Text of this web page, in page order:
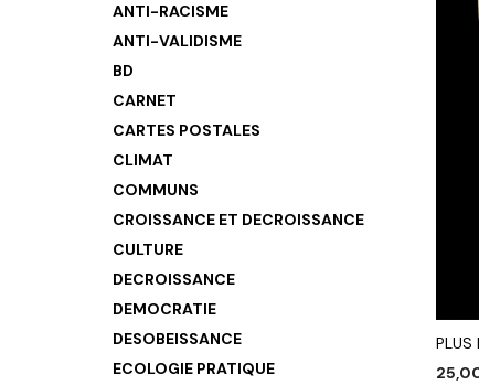
ANTI-RACISME
ANTI-VALIDISME
BD
CARNET
CARTES POSTALES
CLIMAT
COMMUNS
CROISSANCE ET DECROISSANCE
CULTURE
DECROISSANCE
DEMOCRATIE
DESOBEISSANCE
ECOLOGIE PRATIQUE
PLUS